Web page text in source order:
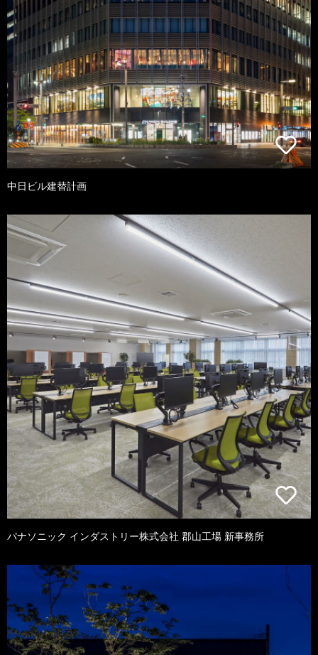
中日ビル建替計画
パナソニック インダストリー株式会社 郡山工場 新事務所